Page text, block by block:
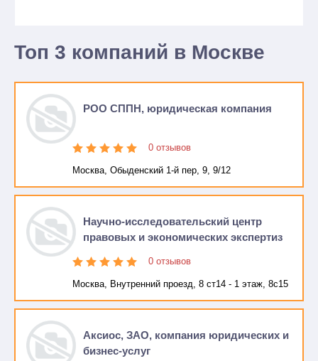
Топ 3 компаний в Москве
РОО СППН, юридическая компания
0 отзывов
Москва, Обыденский 1-й пер, 9, 9/12
Научно-исследовательский центр
правовых и экономических экспертиз
0 отзывов
Москва, Внутренний проезд, 8 ст14 - 1 этаж, 8с15
Аксиос, ЗАО, компания юридических и
бизнес-услуг